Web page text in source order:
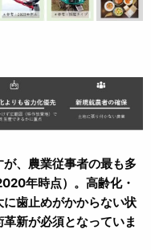
、農業従事者の最も多
年時点）。高齢化・
歯止めがかからない状
新が必須となっていま